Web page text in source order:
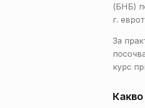
(БНБ)
г.
За
курс